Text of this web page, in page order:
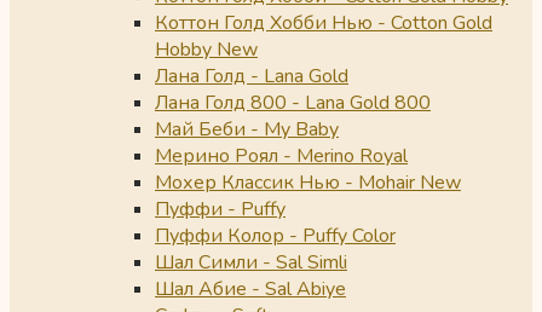
Коттон Голд Хобби Нью - Cotton Gold
Hobby New
Лана Голд - Lana Gold
Лана Голд 800 - Lana Gold 800
Май Беби - My Baby
Мерино Роял - Merino Royal
Мохер Классик Нью - Mohair New
Пуффи - Puffy
Пуффи Колор - Puffy Color
Шал Симли - Sal Simli
Шал Абие - Sal Abiye